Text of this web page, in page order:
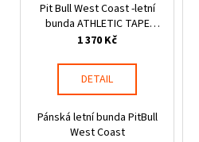
Pit Bull West Coast -letní
bunda ATHLETIC TAPE
červená
1 370 Kč
DETAIL
Pánská letní bunda PitBull
West Coast